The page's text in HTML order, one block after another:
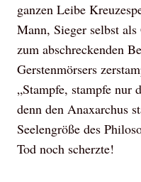
ganzen Leibe
Mann, Sieger selbst
zum abschreckenden
Gerstenmörsers
„Stampfe, stampfe nur
denn den Anaxarchus
Seelengröße des
Tod noch scherzte!